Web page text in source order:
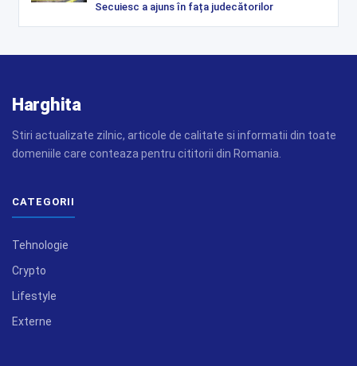
Secuiesc a ajuns în fața judecătorilor
Harghita
Stiri actualizate zilnic, articole de calitate si informatii din toate
domeniile care conteaza pentru cititorii din Romania.
CATEGORII
Tehnologie
Crypto
Lifestyle
Externe